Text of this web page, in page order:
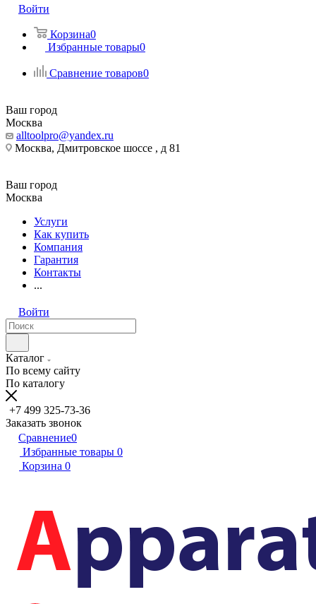
Войти
Корзина0
Избранные товары0
Сравнение товаров0
Ваш город
Москва
alltoolpro@yandex.ru
Москва, Дмитровское шоссе , д 81
Ваш город
Москва
Услуги
Как купить
Компания
Гарантия
Контакты
...
Войти
Каталог
По всему сайту
По каталогу
+7 499 325-73-36
Заказать звонок
Сравнение0
Избранные товары 0
Корзина 0